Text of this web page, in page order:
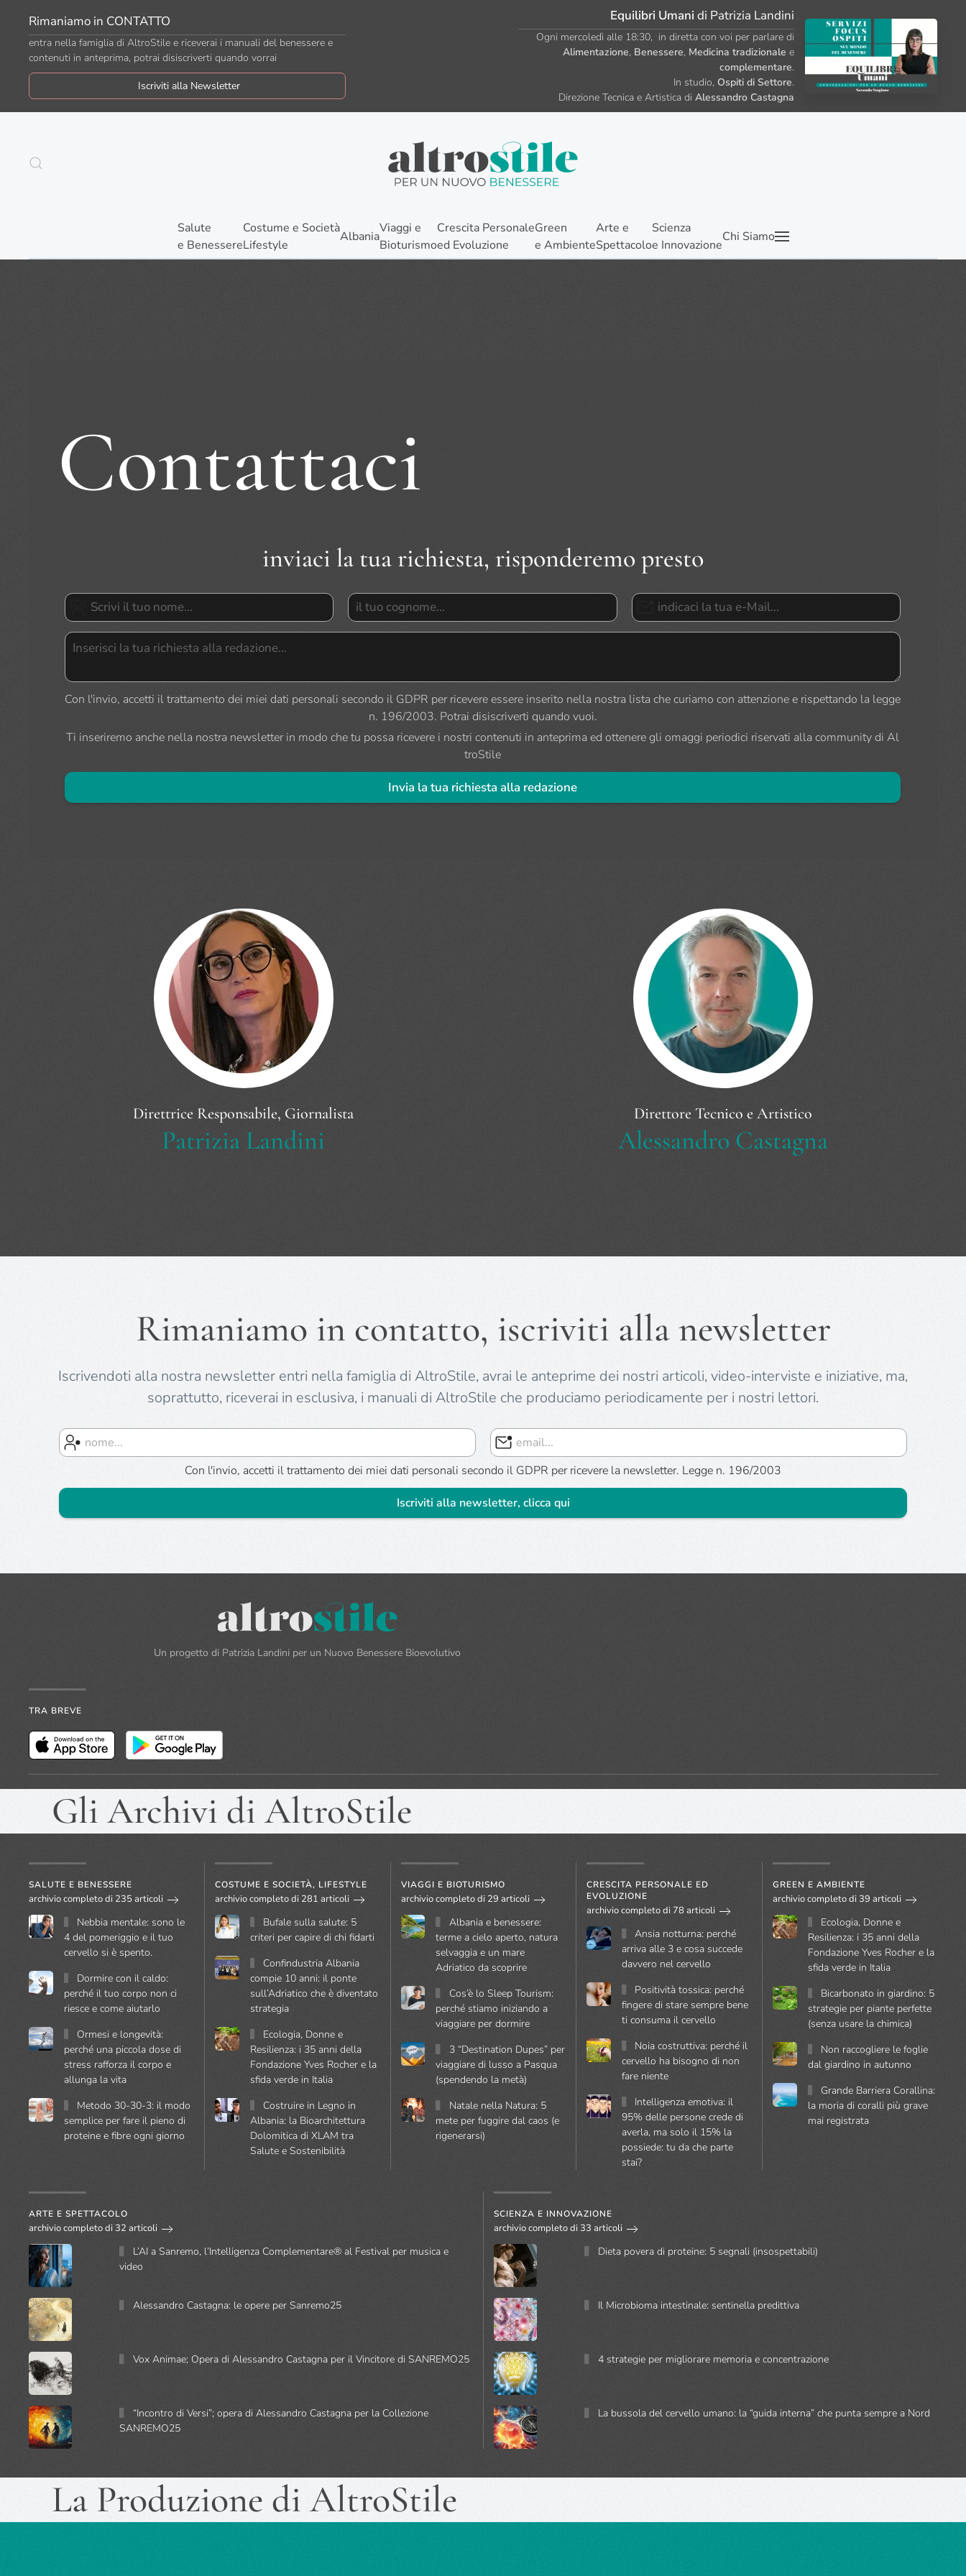
Passa al contenuto principale
Rimaniamo in CONTATTO
entra nella famiglia di AltroStile e riceverai i manuali del benessere e
contenuti in anteprima, potrai disiscriverti quando vorrai
Iscriviti alla Newsletter
Equilibri Umani di Patrizia Landini
Ogni mercoledì alle 18:30, in diretta con voi per parlare di
Alimentazione, Benessere, Medicina tradizionale e
complementare.
In studio, Ospiti di Settore.
Direzione Tecnica e Artistica di Alessandro Castagna
Salute
e Benessere
Costume e Società
Lifestyle
Albania
Viaggi e
Bioturismo
Crescita Personale
ed Evoluzione
Green
e Ambiente
Arte e
Spettacolo
Scienza
e Innovazione
Chi Siamo
Contattaci
inviaci la tua richiesta, risponderemo presto
Con l'invio, accetti il trattamento dei miei dati personali secondo il GDPR per ricevere essere inserito nella nostra lista che curiamo con attenzione e rispettando la legge
n. 196/2003. Potrai disiscriverti quando vuoi.
Ti inseriremo anche nella nostra newsletter in modo che tu possa ricevere i nostri contenuti in anteprima ed ottenere gli omaggi periodici riservati alla community di Al
troStile
Invia la tua richiesta alla redazione
Direttrice Responsabile, Giornalista
Patrizia Landini
Direttore Tecnico e Artistico
Alessandro Castagna
Rimaniamo in contatto, iscriviti alla newsletter
Iscrivendoti alla nostra newsletter entri nella famiglia di AltroStile, avrai le anteprime dei nostri articoli, video-interviste e iniziative, ma,
soprattutto, riceverai in esclusiva, i manuali di AltroStile che produciamo periodicamente per i nostri lettori.
Con l'invio, accetti il trattamento dei miei dati personali secondo il GDPR per ricevere la newsletter. Legge n. 196/2003
Iscriviti alla newsletter, clicca qui
Un progetto di Patrizia Landini per un Nuovo Benessere Bioevolutivo
TRA BREVE
Gli Archivi di AltroStile
SALUTE E BENESSERE
archivio completo di 235 articoli
Nebbia mentale: sono le
4 del pomeriggio e il tuo
cervello si è spento.
Dormire con il caldo:
perché il tuo corpo non ci
riesce e come aiutarlo
Ormesi e longevità:
perché una piccola dose di
stress rafforza il corpo e
allunga la vita
Metodo 30-30-3: il modo
semplice per fare il pieno di
proteine e fibre ogni giorno
COSTUME E SOCIETÀ, LIFESTYLE
archivio completo di 281 articoli
Bufale sulla salute: 5
criteri per capire di chi fidarti
Confindustria Albania
compie 10 anni: il ponte
sull’Adriatico che è diventato
strategia
Ecologia, Donne e
Resilienza: i 35 anni della
Fondazione Yves Rocher e la
sfida verde in Italia
Costruire in Legno in
Albania: la Bioarchitettura
Dolomitica di XLAM tra
Salute e Sostenibilità
VIAGGI E BIOTURISMO
archivio completo di 29 articoli
Albania e benessere:
terme a cielo aperto, natura
selvaggia e un mare
Adriatico da scoprire
Cos’è lo Sleep Tourism:
perché stiamo iniziando a
viaggiare per dormire
3 “Destination Dupes” per
viaggiare di lusso a Pasqua
(spendendo la metà)
Natale nella Natura: 5
mete per fuggire dal caos (e
rigenerarsi)
CRESCITA PERSONALE ED
EVOLUZIONE
archivio completo di 78 articoli
Ansia notturna: perché
arriva alle 3 e cosa succede
davvero nel cervello
Positività tossica: perché
fingere di stare sempre bene
ti consuma il cervello
Noia costruttiva: perché il
cervello ha bisogno di non
fare niente
Intelligenza emotiva: il
95% delle persone crede di
averla, ma solo il 15% la
possiede: tu da che parte
stai?
GREEN E AMBIENTE
archivio completo di 39 articoli
Ecologia, Donne e
Resilienza: i 35 anni della
Fondazione Yves Rocher e la
sfida verde in Italia
Bicarbonato in giardino: 5
strategie per piante perfette
(senza usare la chimica)
Non raccogliere le foglie
dal giardino in autunno
Grande Barriera Corallina:
la moria di coralli più grave
mai registrata
ARTE E SPETTACOLO
archivio completo di 32 articoli
L’AI a Sanremo, l’Intelligenza Complementare® al Festival per musica e
video
Alessandro Castagna: le opere per Sanremo25
Vox Animae; Opera di Alessandro Castagna per il Vincitore di SANREMO25
“Incontro di Versi”; opera di Alessandro Castagna per la Collezione
SANREMO25
SCIENZA E INNOVAZIONE
archivio completo di 33 articoli
Dieta povera di proteine: 5 segnali (insospettabili)
Il Microbioma intestinale: sentinella predittiva
4 strategie per migliorare memoria e concentrazione
La bussola del cervello umano: la “guida interna” che punta sempre a Nord
La Produzione di AltroStile